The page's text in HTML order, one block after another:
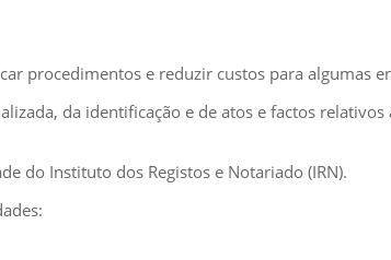
procedimentos e reduzir custos para algumas
da identificação e de atos e factos relativos
do Instituto dos Registos e Notariado (IRN).